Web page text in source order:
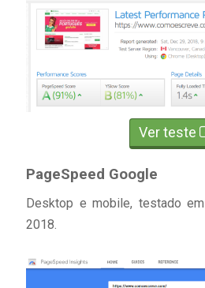
Ver teste
PageSpeed Google
Desktop e mobile, testado
2018.